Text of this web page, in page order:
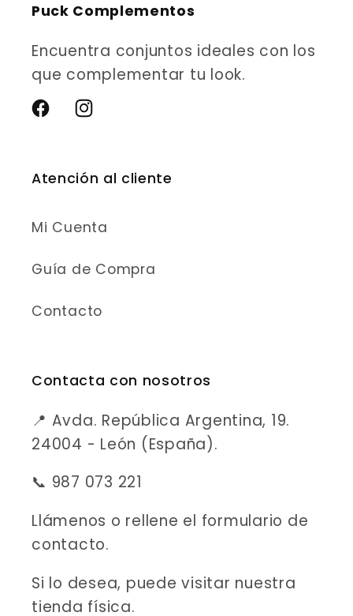
Puck Complementos
Encuentra conjuntos ideales con los
que complementar tu look.
FacebookInstagram
Atención al cliente
Mi Cuenta
Guía de Compra
Contacto
Contacta con nosotros
📍 Avda. República Argentina, 19.
24004 - León (España).
📞 987 073 221
Llámenos o rellene el formulario de
contacto.
Si lo desea, puede visitar nuestra
tienda física.